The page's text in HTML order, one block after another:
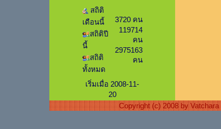
สถิติ
เดือนนี้
สถิติปี
นี้
สถิติ
ทั้งหมด
3720 คน
119714
คน
2975163
คน
เริ่มเมื่อ 2008-11-
20
Copyright (c) 2008 by